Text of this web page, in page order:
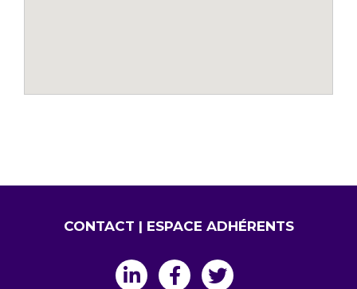
CONTACT | ESPACE ADHÉRENTS